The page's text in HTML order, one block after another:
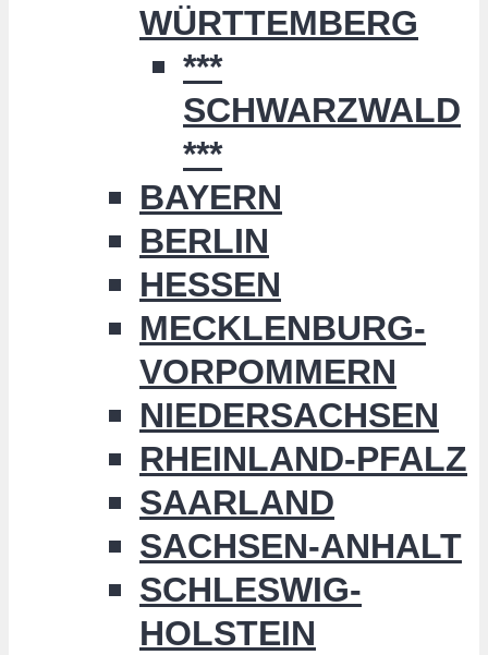
WÜRTTEMBERG
***
SCHWARZWALD
***
BAYERN
BERLIN
HESSEN
MECKLENBURG-
VORPOMMERN
NIEDERSACHSEN
RHEINLAND-PFALZ
SAARLAND
SACHSEN-ANHALT
SCHLESWIG-
HOLSTEIN